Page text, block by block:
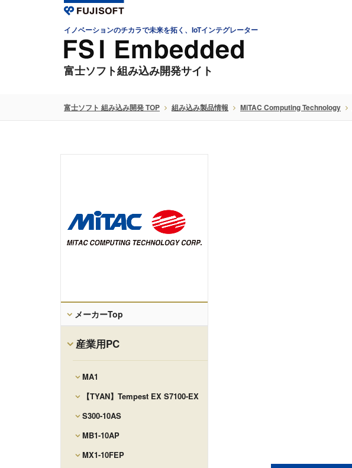
イノベーションのチカラで未来を拓く、IoTインテグレーター
富士ソフト組み込み開発サイト
富士ソフト 組み込み開発 TOP 組み込み製品情報 MiTAC Computing Technology
メーカーTop
産業用PC
MA1
【TYAN】Tempest EX S7100-EX
S300-10AS
MB1-10AP
MX1-10FEP